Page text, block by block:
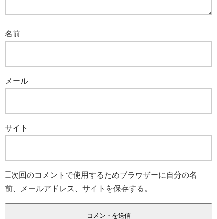
名前
メール
サイト
次回のコメントで使用するためブラウザーに自分の名
前、メールアドレス、サイトを保存する。